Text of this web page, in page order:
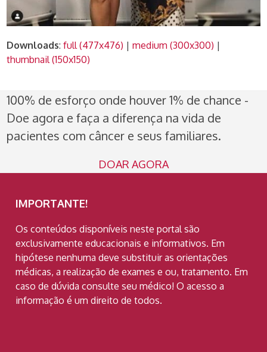
Downloads:full (477x476) |medium (300x300) |
thumbnail (150x150)
100% de esforço onde houver 1% de chance -
Doe agora e faça a diferença na vida de
pacientes com câncer e seus familiares.
DOAR AGORA
IMPORTANTE!
Os conteúdos disponíveis neste portal são
exclusivamente educacionais e informativos. Em
hipótese nenhuma deve substituir as orientações
médicas, a realização de exames e ou, tratamento. Em
caso de dúvida consulte seu médico! O acesso a
informação é um direito de todos.